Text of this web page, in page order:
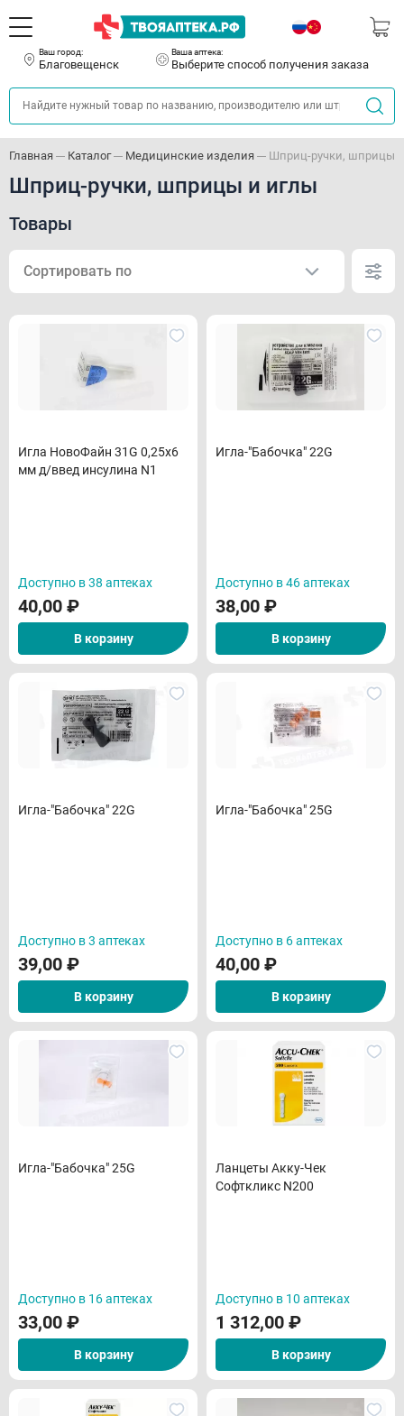
Ваш город:
Благовещенск
Ваша аптека:
Выберите способ получения заказа
Главная Каталог Медицинские изделия Шприц-ручки, шприцы
Шприц-ручки, шприцы и иглы
Товары
Сортировать по
Игла НовоФайн 31G 0,25х6
мм д/введ инсулина N1
Доступно в 38 аптеках
40,00 ₽
В корзину
Игла-"Бабочка" 22G
Доступно в 46 аптеках
38,00 ₽
В корзину
Игла-"Бабочка" 22G
Доступно в 3 аптеках
39,00 ₽
В корзину
Игла-"Бабочка" 25G
Доступно в 6 аптеках
40,00 ₽
В корзину
Игла-"Бабочка" 25G
Доступно в 16 аптеках
33,00 ₽
В корзину
Ланцеты Акку-Чек
Софткликс N200
Доступно в 10 аптеках
1 312,00 ₽
В корзину